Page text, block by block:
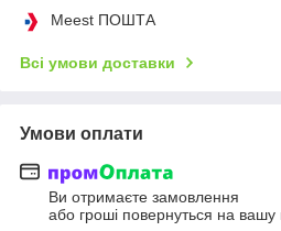
Meest ПОШТА
Всі умови доставки
Умови оплати
Ви отримаєте замовлення
або гроші повернуться на вашу